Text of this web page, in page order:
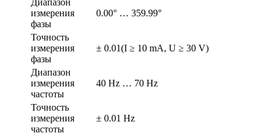
измерения
фазы
0.00° … 359.99°
Точность
измерения
фазы
± 0.01(I ≥ 10 mA, U ≥ 30 V)
Диапазон
измерения
частоты
40 Hz … 70 Hz
Точность
измерения
частоты
± 0.01 Hz